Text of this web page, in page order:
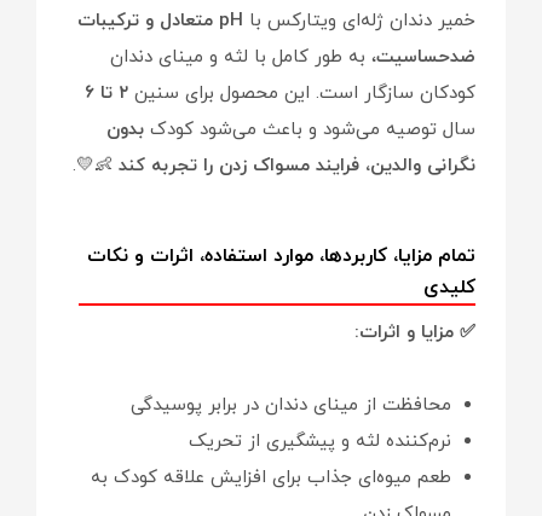
خمیر دندان ژله‌ای ویتارکس با
pH متعادل و ترکیبات
ضدحساسیت، به طور کامل با لثه و مینای دندان
کودکان سازگار است. این محصول برای سنین ۲ تا ۶
سال توصیه می‌شود و باعث می‌شود کودک بدون
نگرانی والدین، فرایند مسواک زدن را تجربه کند 👶💛.
تمام مزایا، کاربردها، موارد استفاده، اثرات و نکات
کلیدی
✅ مزایا و اثرات:
محافظت از مینای دندان در برابر پوسیدگی
نرم‌کننده لثه و پیشگیری از تحریک
طعم میوه‌ای جذاب برای افزایش علاقه کودک به